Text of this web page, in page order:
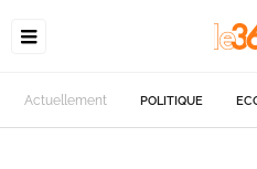
Actuellement POLITIQUE